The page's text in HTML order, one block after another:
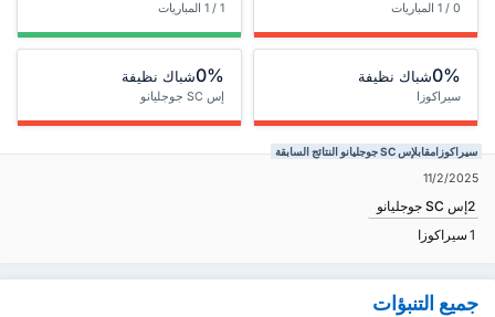
0 / 1 المباريات 1 / 1 المباريات
0%شباك نظيفة
سيراكوزا
0%شباك نظيفة
إس SC جوجليانو
سيراكوزامقابلإس SC جوجليانو النتائج السابقة
11/2/2025
إس SC جوجليانو2
سيراكوزا 1
جميع التنبؤات